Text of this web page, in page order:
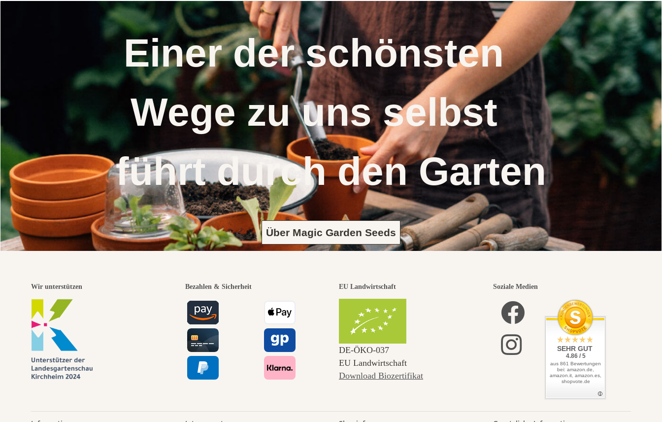
Einer der schönsten
Wege zu uns selbst
führt durch den Garten
Über Magic Garden Seeds
Wir unterstützen Bezahlen & Sicherheit EU Landwirtschaft
DE‑ÖKO‑037
EU Landwirtschaft
Download Biozertifikat
Soziale Medien
SEHR GUT
4.86 / 5
aus 861 Bewertungen
bei: amazon.de,
amazon.it, amazon.es,
shopvote.de